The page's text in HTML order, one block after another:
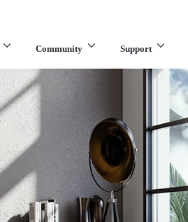
Community Support